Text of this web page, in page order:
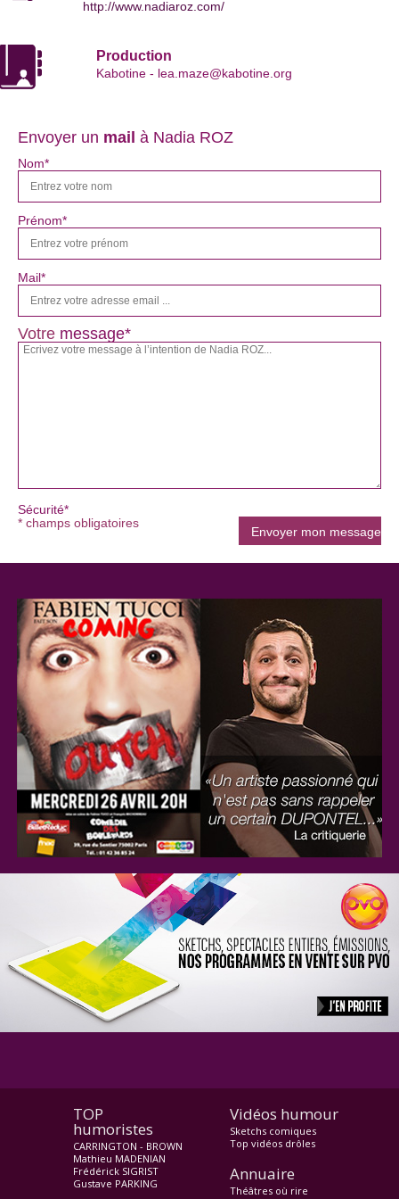
http://www.nadiaroz.com/
Production
Kabotine - lea.maze@kabotine.org
Envoyer un mail à Nadia ROZ
Nom*
Prénom*
Mail*
Votre message*
Sécurité*
* champs obligatoires
TOP
humoristes
CARRINGTON - BROWN
Mathieu MADENIAN
Frédérick SIGRIST
Gustave PARKING
Vidéos humour
Sketchs comiques
Top vidéos drôles
Annuaire
Théâtres où rire